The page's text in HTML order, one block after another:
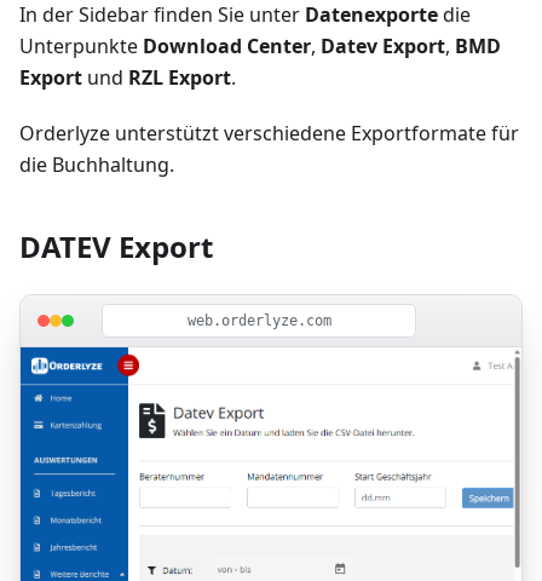
In der Sidebar finden Sie unter Datenexportedie
Unterpunkte Download Center, Datev Export, BMD
Export und RZL Export.
Orderlyze unterstützt verschiedene Exportformate für
die Buchhaltung.
DATEV Export
web.orderlyze.com